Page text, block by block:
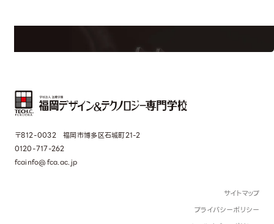
〒812-0032 福岡市博多区石城町21-2
0120-717-262
fcainfo@fca.ac.jp
サイトマップ
プライバシーポリシー